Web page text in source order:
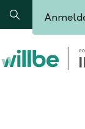
Suche